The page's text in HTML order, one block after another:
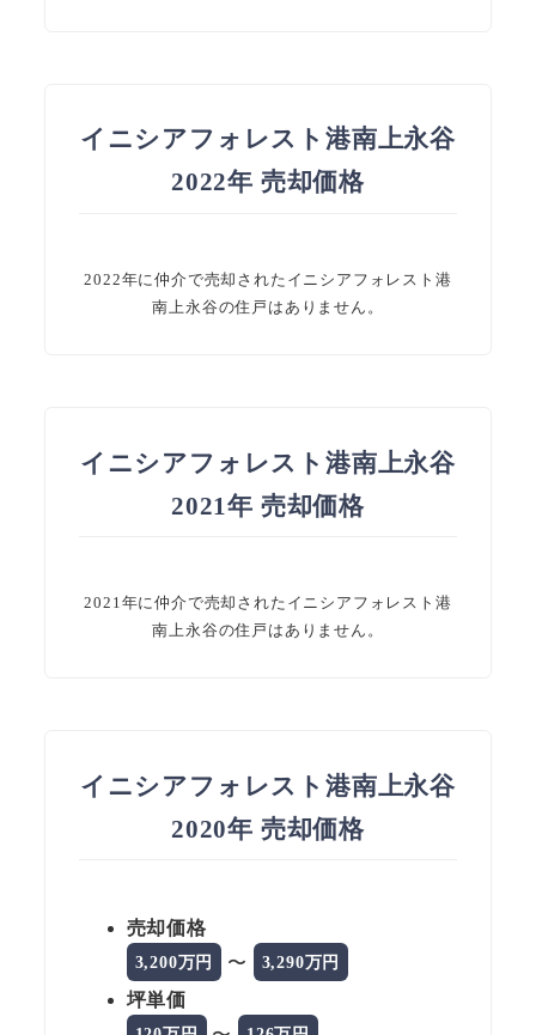
イニシアフォレスト港南上永谷
2022年 売却価格
2022年に仲介で売却されたイニシアフォレスト港
南上永谷の住戸はありません。
イニシアフォレスト港南上永谷
2021年 売却価格
2021年に仲介で売却されたイニシアフォレスト港
南上永谷の住戸はありません。
イニシアフォレスト港南上永谷
2020年 売却価格
売却価格
3,200万円 〜 3,290万円
坪単価